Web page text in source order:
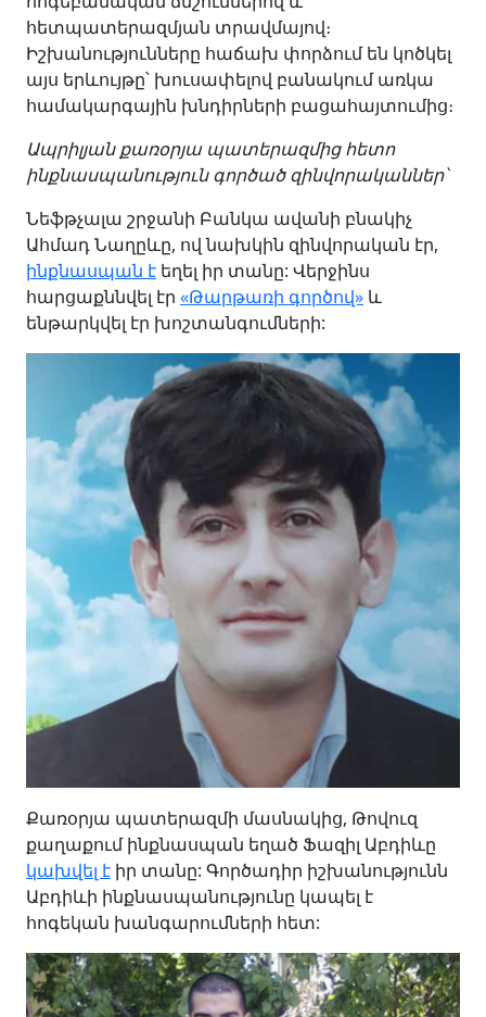
հետպատերազմյան տրավմայով։
Իշխանությունները հաճախ փորձում են կոծկել
այս երևույթը՝ խուսափելով բանակում առկա
համակարգային խնդիրների բացահայտումից։
Ապրիլյան քառօրյա պատերազմից հետո
ինքնասպանություն գործած զինվորականներ՝
Նեֆթչալա շրջանի Բանկա ավանի բնակիչ
Ահմադ Նաղըևը, ով նախկին զինվորական էր,
ինքնասպան է եղել իր տանը: Վերջինս
հարցաքննվել էր «Թարթառի գործով» և
ենթարկվել էր խոշտանգումների:
Քառօրյա պատերազմի մասնակից, Թովուզ
քաղաքում ինքնասպան եղած Ֆազիլ Աբդիևը
կախվել է իր տանը: Գործադիր իշխանությունն
Աբդիևի ինքնասպանությունը կապել է
հոգեկան խանգարումների հետ: